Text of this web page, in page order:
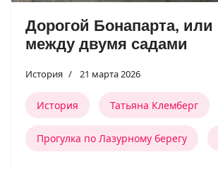
Дорогой Бонапарта, или
между двумя садами
История 21 марта 2026
История Татьяна Клемберг
Прогулка по Лазурному берегу